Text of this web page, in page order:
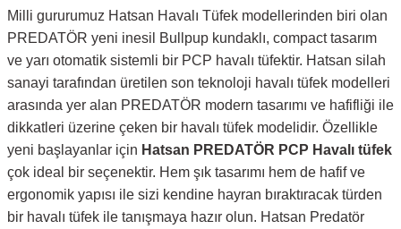
Milli gururumuz Hatsan Havalı Tüfek modellerinden biri olan
PREDATÖR yeni inesil Bullpup kundaklı, compact tasarım
ve yarı otomatik sistemli bir PCP havalı tüfektir. Hatsan silah
sanayi tarafından üretilen son teknoloji havalı tüfek modelleri
arasında yer alan PREDATÖR modern tasarımı ve hafifliği ile
dikkatleri üzerine çeken bir havalı tüfek modelidir. Özellikle
yeni başlayanlar için Hatsan PREDATÖR PCP Havalı tüfek
çok ideal bir seçenektir. Hem şık tasarımı hem de hafif ve
ergonomik yapısı ile sizi kendine hayran bıraktıracak türden
bir havalı tüfek ile tanışmaya hazır olun. Hatsan Predatör